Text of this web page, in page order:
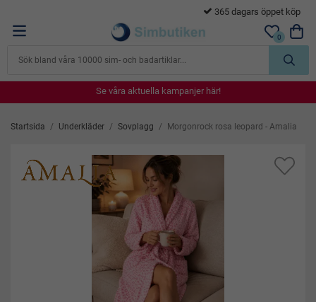
365 dagars öppet köp
0
Se våra aktuella kampanjer här!
Se våra aktuella kampanjer här!
Se våra aktuella kampanjer här!
Se våra aktuella kampanjer här!
Startsida / Underkläder / Sovplagg / Morgonrock rosa leopard - Amalia